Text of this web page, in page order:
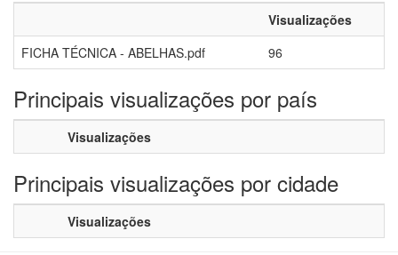
Visualizações
FICHA TÉCNICA - ABELHAS.pdf
96
Principais visualizações por país
Visualizações
Principais visualizações por cidade
Visualizações